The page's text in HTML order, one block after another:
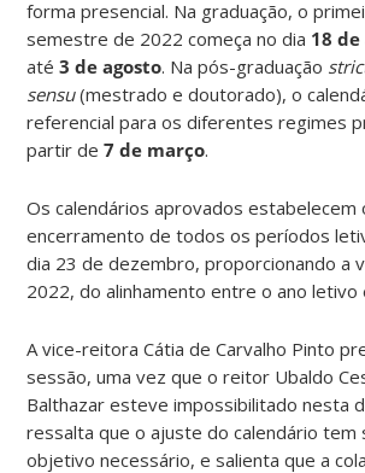
forma presencial. Na graduação, o
semestre de 2022 começa no dia 18
até3 de agosto. Na pós-graduação
sensu(mestrado e doutorado), o
referencial para os diferentes regimes
partir de 7 de março.
Os calendários aprovados estabelecem
encerramento de todos os períodos
dia 23 de dezembro, proporcionando a
2022, do alinhamento entre o ano letivo
A vice-reitora Cátia de Carvalho Pinto
sessão, uma vez que o reitor Ubaldo
Balthazar esteve impossibilitado nesta
ressalta que o ajuste do calendário tem
objetivo necessário, e salienta que a